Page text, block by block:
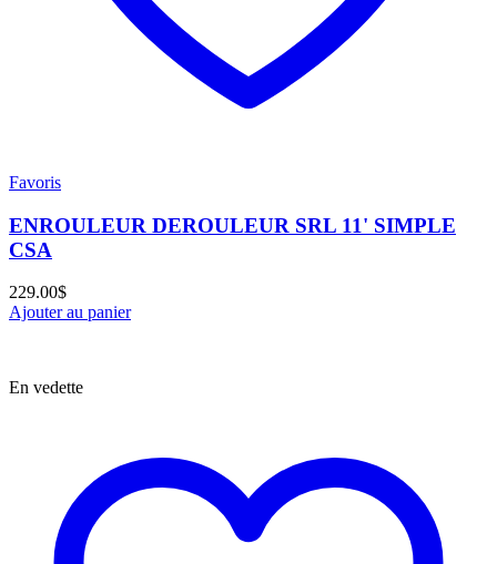
Favoris
ENROULEUR DEROULEUR SRL 11' SIMPLE
CSA
229.00$
Ajouter au panier
En vedette